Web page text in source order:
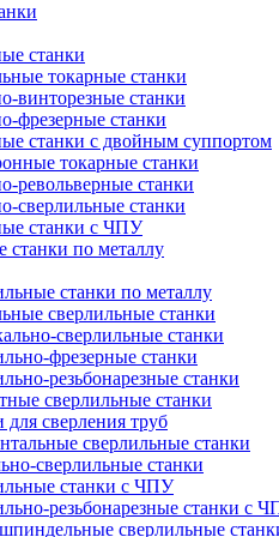
станки
токарные станки
винторезные станки
фрезерные станки
станки с двойным суппортом
токарные станки
револьверные станки
сверлильные станки
станки с ЧПУ
станки по металлу
станки по металлу
сверлильные станки
сверлильные станки
фрезерные станки
резьбонарезные станки
сверлильные станки
для сверления труб
сверлильные станки
сверлильные станки
станки с ЧПУ
резьбонарезные станки с
сверлильные